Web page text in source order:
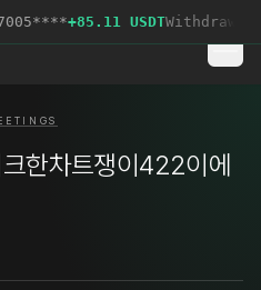
+85.11 USDTWithdrawn
한차트쟁이422이에